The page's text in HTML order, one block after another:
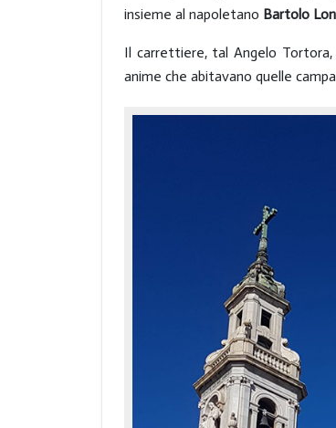
insieme al napoletano Bartolo
Il carrettiere, tal Angelo Tortora,
anime che abitavano quelle